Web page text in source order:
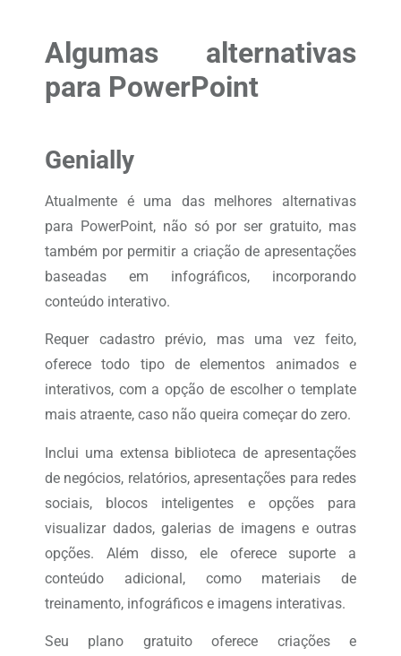
Algumas alternativas
para PowerPoint
Genially
Atualmente é uma das melhores alternativas
para PowerPoint, não só por ser gratuito, mas
também por permitir a criação de apresentações
baseadas em infográficos, incorporando
conteúdo interativo.
Requer cadastro prévio, mas uma vez feito,
oferece todo tipo de elementos animados e
interativos, com a opção de escolher o template
mais atraente, caso não queira começar do zero.
Inclui uma extensa biblioteca de apresentações
de negócios, relatórios, apresentações para redes
sociais, blocos inteligentes e opções para
visualizar dados, galerias de imagens e outras
opções. Além disso, ele oferece suporte a
conteúdo adicional, como materiais de
treinamento, infográficos e imagens interativas.
Seu plano gratuito oferece criações e